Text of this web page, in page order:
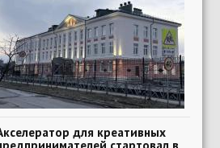
для креативных
стартовал в